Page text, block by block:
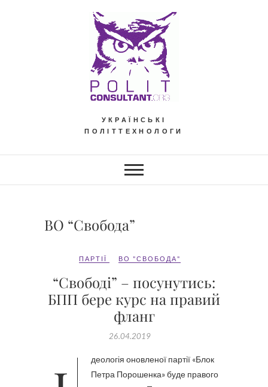
УКРАЇНСЬКІ
ПОЛІТТЕХНОЛОГИ
ВО “Свобода”
ПАРТІЇ ВО "СВОБОДА"
“Свободі” – посунутись:
БПП бере курс на правий
фланг
26.04.2019
Петра Порошенка» буде правого